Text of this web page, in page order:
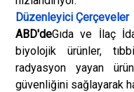
Düzenleyici Çerçeveler
ABD'deGıda ve İlaç
biyolojik ürünler,
radyasyon yayan
güvenliğini sağlayarak